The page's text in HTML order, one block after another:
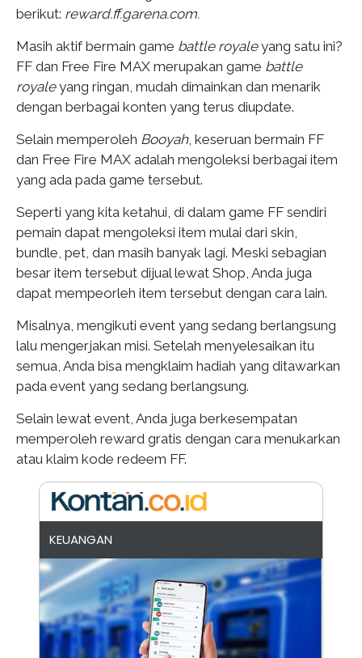
berikut: reward.ff.garena.com.
Masih aktif bermain game battle royaleyang satu ini?
FF dan Free Fire MAX merupakan game battle
royaleyang ringan, mudah dimainkan dan menarik
dengan berbagai konten yang terus diupdate.
Selain memperoleh Booyah, keseruan bermain FF
dan Free Fire MAX adalah mengoleksi berbagai item
yang ada pada game tersebut.
Seperti yang kita ketahui, di dalam game FF sendiri
pemain dapat mengoleksi item mulai dari skin,
bundle, pet, dan masih banyak lagi. Meski sebagian
besar item tersebut dijual lewat Shop, Anda juga
dapat mempeorleh item tersebut dengan cara lain.
Misalnya, mengikuti event yang sedang berlangsung
lalu mengerjakan misi. Setelah menyelesaikan itu
semua, Anda bisa mengklaim hadiah yang ditawarkan
pada event yang sedang berlangsung.
Selain lewat event, Anda juga berkesempatan
memperoleh reward gratis dengan cara menukarkan
atau klaim kode redeem FF.
KEUANGAN